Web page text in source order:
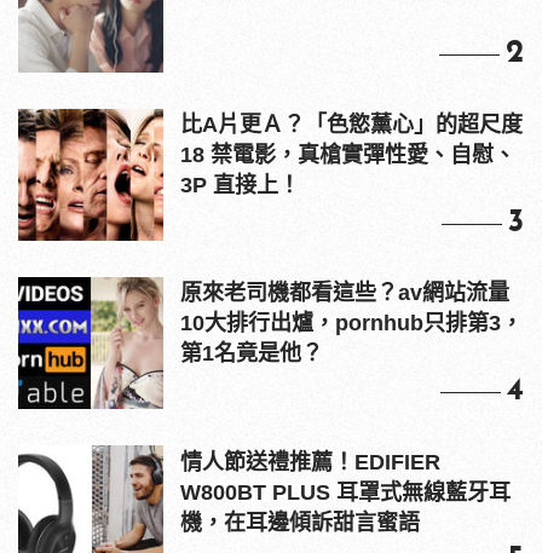
2
比A片更Ａ？「色慾薰心」的超尺度
18 禁電影，真槍實彈性愛、自慰、
3P 直接上！
3
原來老司機都看這些？av網站流量
10大排行出爐，pornhub只排第3，
第1名竟是他？
4
情人節送禮推薦！EDIFIER
W800BT PLUS 耳罩式無線藍牙耳
機，在耳邊傾訴甜言蜜語